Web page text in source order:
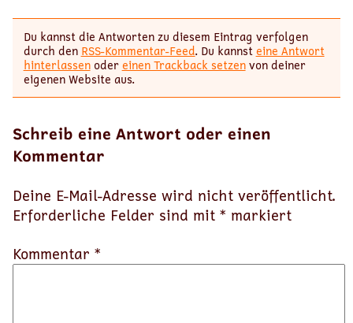
Du kannst die Antworten zu diesem Eintrag verfolgen
durch den RSS-Kommentar-Feed. Du kannsteine Antwort
hinterlassenodereinen Trackback setzenvon deiner
eigenen Website aus.
Schreib eine Antwort oder einen
Kommentar
Deine E-Mail-Adresse wird nicht veröffentlicht.
Erforderliche Felder sind mit * markiert
Kommentar *